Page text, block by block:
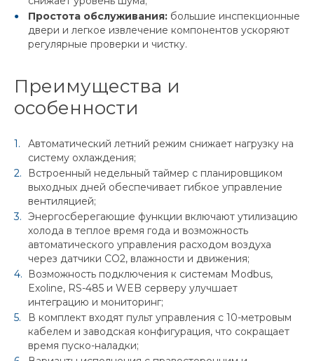
Простота обслуживания: большие инспекционные
двери и легкое извлечение компонентов ускоряют
регулярные проверки и чистку.
Преимущества и
особенности
Автоматический летний режим снижает нагрузку на
систему охлаждения;
Встроенный недельный таймер с планировщиком
выходных дней обеспечивает гибкое управление
вентиляцией;
Энергосберегающие функции включают утилизацию
холода в теплое время года и возможность
автоматического управления расходом воздуха
через датчики CO2, влажности и движения;
Возможность подключения к системам Modbus,
Exoline, RS-485 и WEB серверу улучшает
интеграцию и мониторинг;
В комплект входят пульт управления с 10-метровым
кабелем и заводская конфигурация, что сокращает
время пуско-наладки;